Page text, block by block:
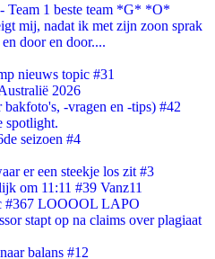
Team 1 beste team *G* *O*
mij, nadat ik met zijn zoon sprak
door en door....
nieuws topic #31
2026
-vragen en -tips) #42
spotlight.
seizoen #4
er een steekje los zit #3
om 11:11 #39 Vanz11
#367 LOOOOL LAPO
stapt op na claims over plagiaat
balans #12